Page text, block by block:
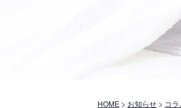
HOME > お知らせ > コラ